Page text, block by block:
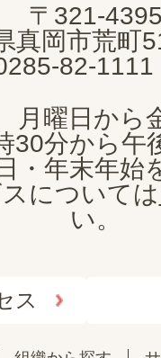
CITY
〒321-
真岡市荒町
82-1111
月曜日から
30分から午
・年末年始
については
い。
ス